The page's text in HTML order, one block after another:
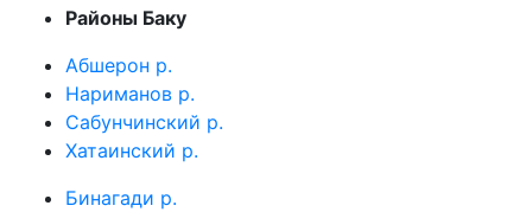
Районы Баку
Абшерон р.
Нариманов р.
Сабунчинский р.
Хатаинский р.
Бинагади р.